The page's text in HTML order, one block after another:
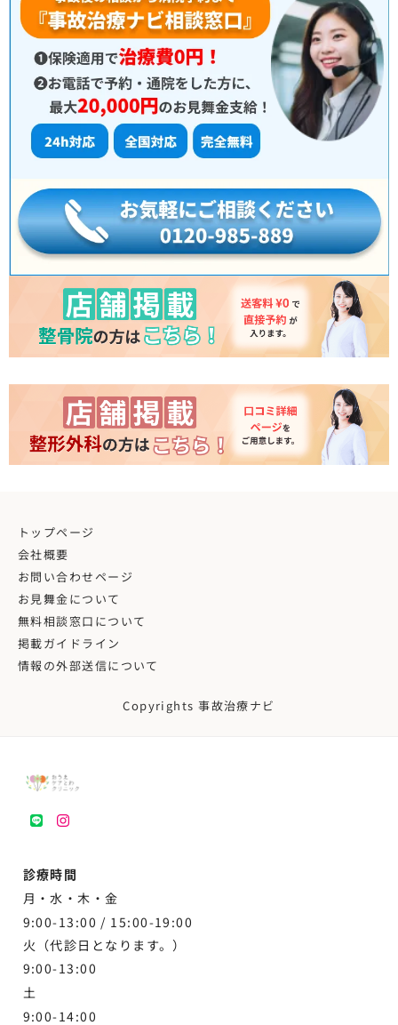
トップページ
会社概要
お問い合わせページ
お見舞金について
無料相談窓口について
掲載ガイドライン
情報の外部送信について
Copyrights 事故治療ナビ
LINEinstagram
診療時間
月・水・木・金
9:00-13:00 / 15:00-19:00
火（代診日となります。）
9:00-13:00
土
9:00-14:00